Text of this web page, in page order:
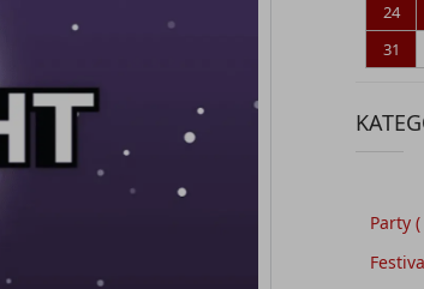
24
31
Party